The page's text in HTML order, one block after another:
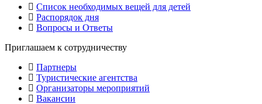
Список необходимых вещей для детей
Распорядок дня
Вопросы и Ответы
Приглашаем к сотрудничеству
Партнеры
Туристические агентства
Организаторы мероприятий
Вакансии